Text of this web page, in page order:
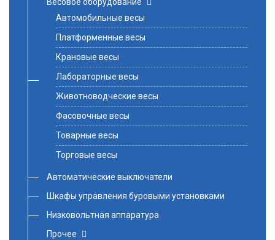
Весовое оборудование
Автомобильные весы
Платформенные весы
Крановые весы
Лабораторные весы
Животноводческие весы
Фасовочные весы
Товарные весы
Торговые весы
Автоматические выключатели
Шкафы управления буровыми установками
Низковольтная аппаратура
Прочее